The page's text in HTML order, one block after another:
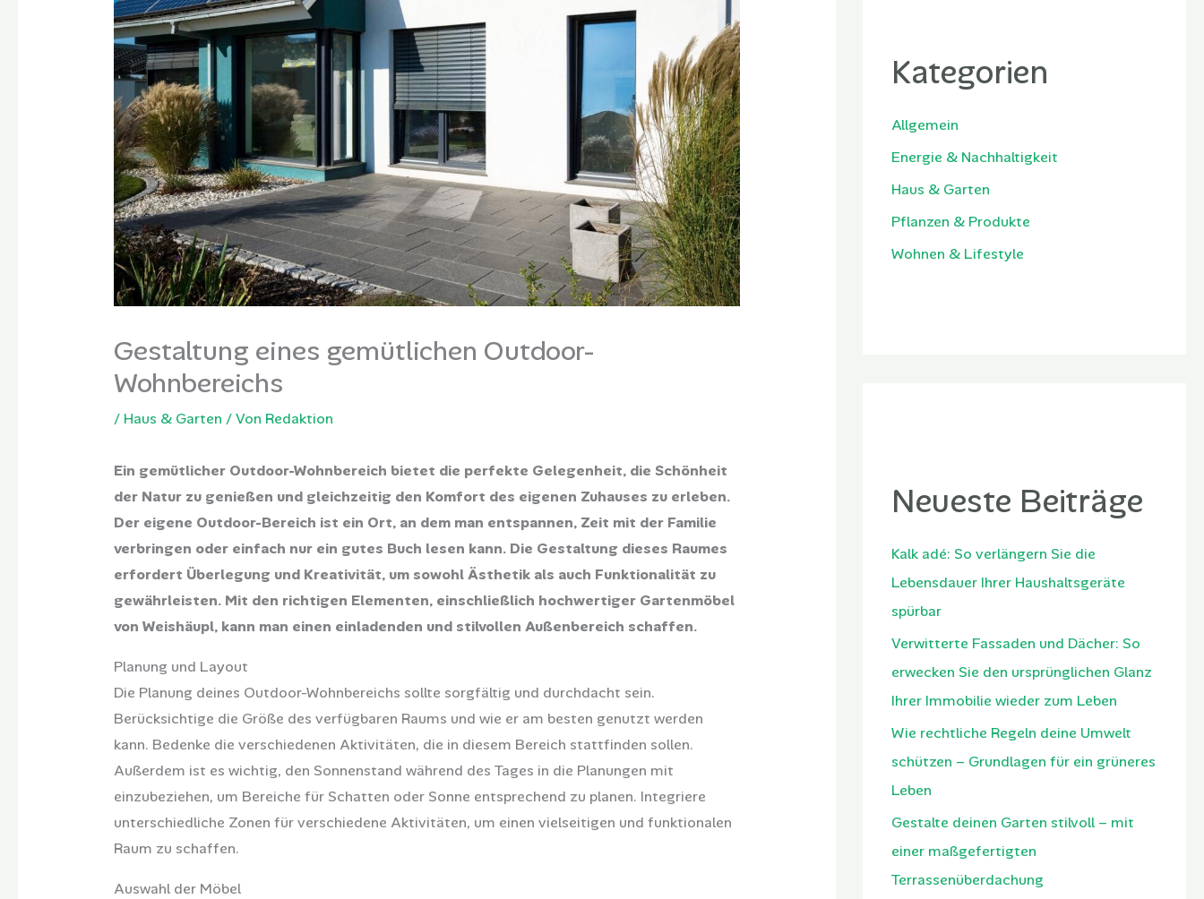
Gestaltung eines gemütlichen Outdoor-
Wohnbereichs
/ Haus & Garten / Von Redaktion
Ein gemütlicher Outdoor-Wohnbereich bietet die perfekte Gelegenheit, die Schönheit
der Natur zu genießen und gleichzeitig den Komfort des eigenen Zuhauses zu erleben.
Der eigene Outdoor-Bereich ist ein Ort, an dem man entspannen, Zeit mit der Familie
verbringen oder einfach nur ein gutes Buch lesen kann. Die Gestaltung dieses Raumes
erfordert Überlegung und Kreativität, um sowohl Ästhetik als auch Funktionalität zu
gewährleisten. Mit den richtigen Elementen, einschließlich hochwertiger Gartenmöbel
von Weishäupl, kann man einen einladenden und stilvollen Außenbereich schaffen.
Planung und Layout
Die Planung deines Outdoor-Wohnbereichs sollte sorgfältig und durchdacht sein.
Berücksichtige die Größe des verfügbaren Raums und wie er am besten genutzt werden
kann. Bedenke die verschiedenen Aktivitäten, die in diesem Bereich stattfinden sollen.
Außerdem ist es wichtig, den Sonnenstand während des Tages in die Planungen mit
einzubeziehen, um Bereiche für Schatten oder Sonne entsprechend zu planen. Integriere
unterschiedliche Zonen für verschiedene Aktivitäten, um einen vielseitigen und funktionalen
Raum zu schaffen.
Auswahl der Möbel
Kategorien
Allgemein
Energie & Nachhaltigkeit
Haus & Garten
Pflanzen & Produkte
Wohnen & Lifestyle
Neueste Beiträge
Kalk adé: So verlängern Sie die
Lebensdauer Ihrer Haushaltsgeräte
spürbar
Verwitterte Fassaden und Dächer: So
erwecken Sie den ursprünglichen Glanz
Ihrer Immobilie wieder zum Leben
Wie rechtliche Regeln deine Umwelt
schützen – Grundlagen für ein grüneres
Leben
Gestalte deinen Garten stilvoll – mit
einer maßgefertigten
Terrassenüberdachung